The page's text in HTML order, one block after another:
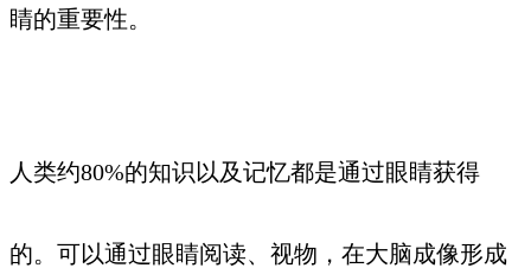
睛的重要性。
人类约80%的知识以及记忆都是通过眼睛获得
的。可以通过眼睛阅读、视物，在大脑成像形成